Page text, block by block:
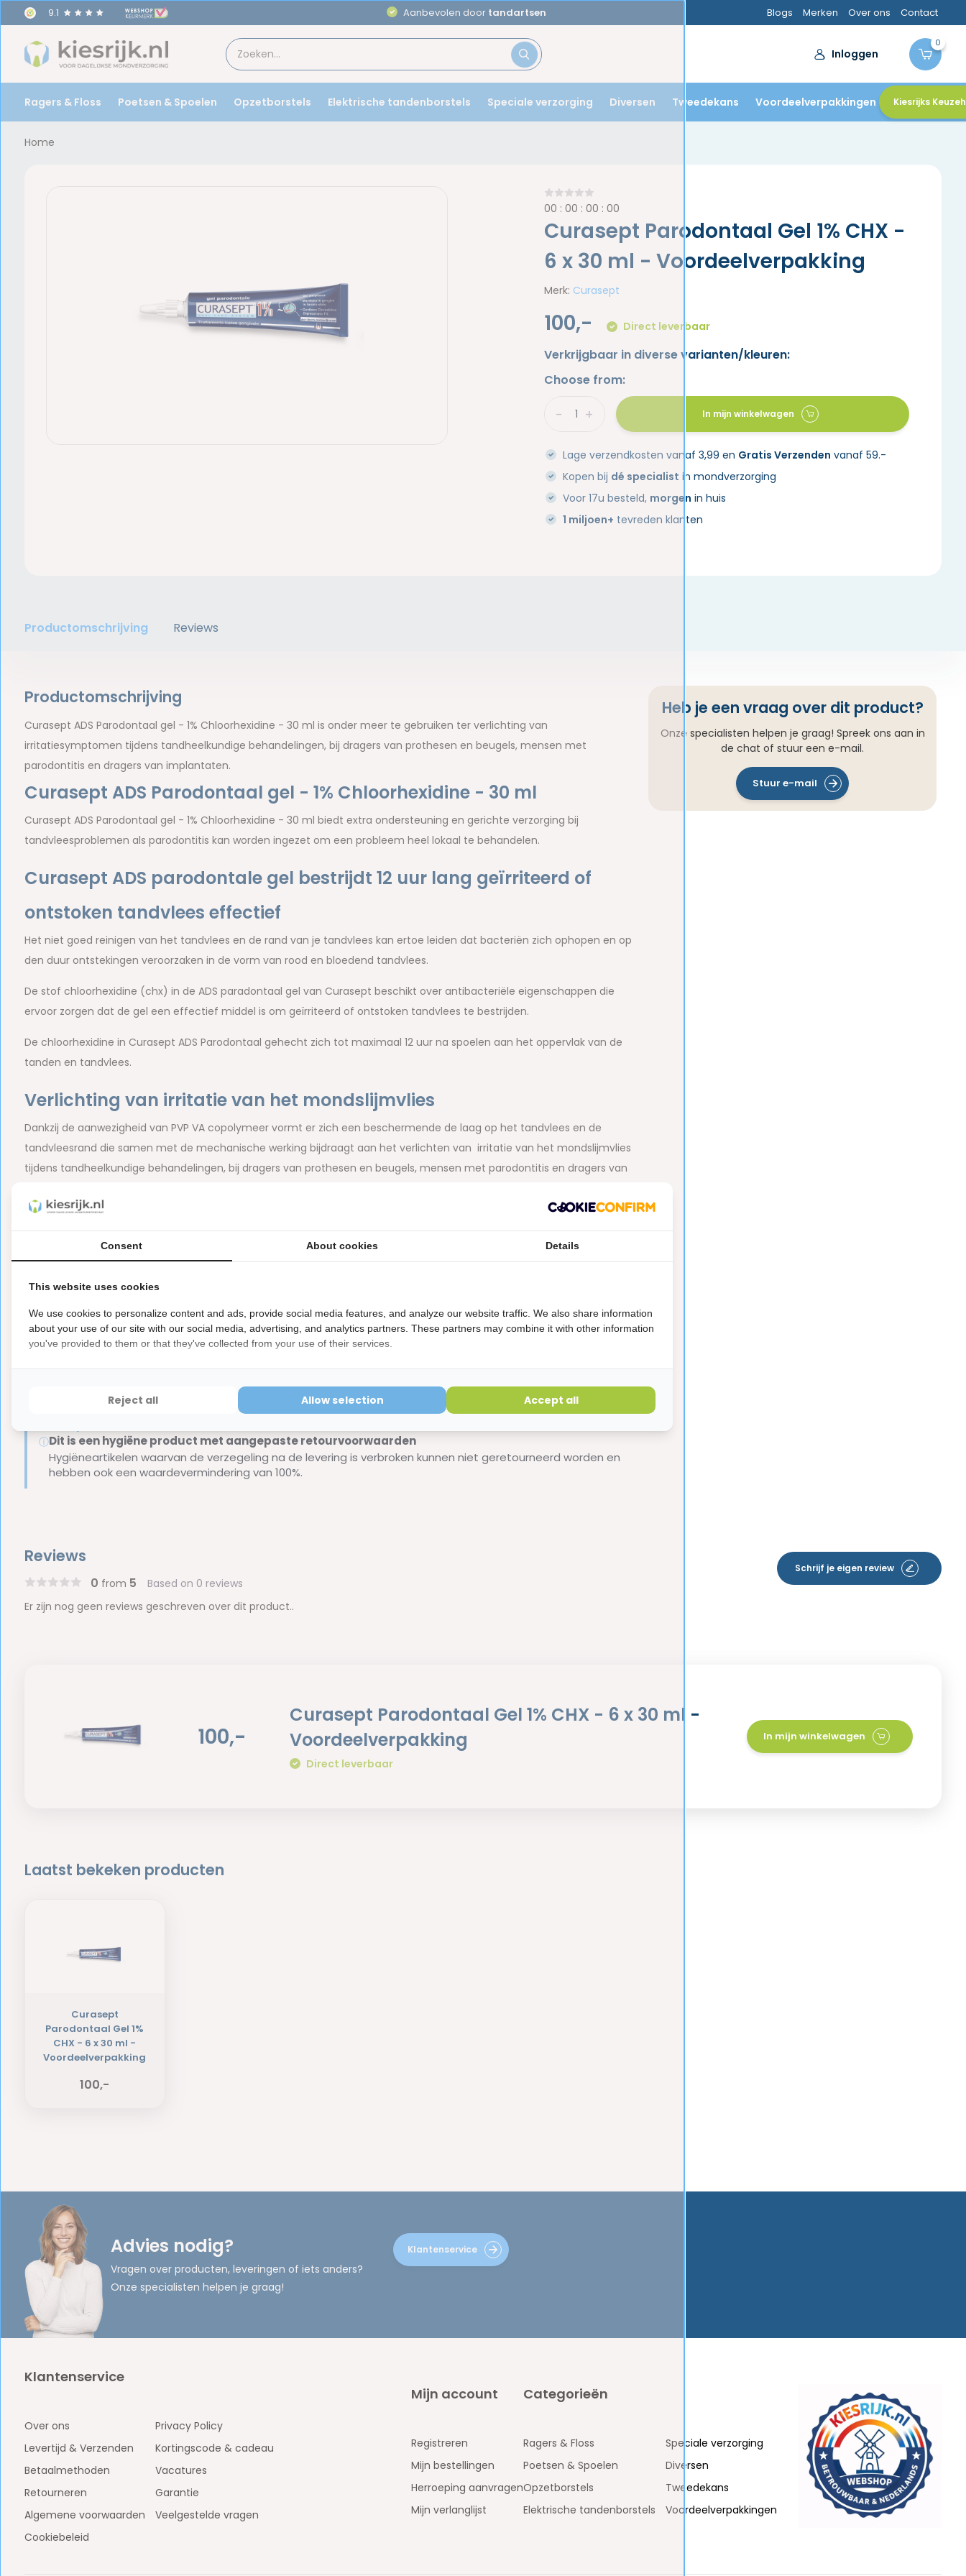
9.1 Aanbevolen door tandartsen Blogs Merken Over ons Contact
Inloggen
0
Ragers & Floss Poetsen & Spoelen Opzetborstels Elektrische tandenborstels Speciale verzorging Diversen Tweedekans Voordeelverpakkingen Kiesrijks
Home
00 :00 :00 :00
Curasept Parodontaal Gel 1% CHX -
6 x 30 ml - Voordeelverpakking
Merk: Curasept
100,- Direct leverbaar
Verkrijgbaar in diverse varianten/kleuren:
Choose from:
+
- In mijn winkelwagen
Lage verzendkosten vanaf 3,99 en Gratis Verzenden vanaf 59.-
Kopen bij dé specialist in mondverzorging
Voor 17u besteld, morgen in huis
1 miljoen+ tevreden klanten
Productomschrijving Reviews
Productomschrijving
Curasept ADS Parodontaal gel - 1% Chloorhexidine - 30 ml is onder meer te gebruiken ter verlichting van
irritatiesymptomen tijdens tandheelkundige behandelingen, bij dragers van prothesen en beugels, mensen met
parodontitis en dragers van implantaten.
Curasept ADS Parodontaal gel - 1% Chloorhexidine - 30 ml
Curasept ADS Parodontaal gel - 1% Chloorhexidine - 30 ml biedt extra ondersteuning en gerichte verzorging bij
tandvleesproblemen als parodontitis kan worden ingezet om een probleem heel lokaal te behandelen.
Curasept ADS parodontale gel bestrijdt 12 uur lang geïrriteerd of
ontstoken tandvlees effectief
Het niet goed reinigen van het tandvlees en de rand van je tandvlees kan ertoe leiden dat bacteriën zich ophopen en op
den duur ontstekingen veroorzaken in de vorm van rood en bloedend tandvlees.
De stof chloorhexidine (chx) in de ADS paradontaal gel van Curasept beschikt over antibacteriële eigenschappen die
ervoor zorgen dat de gel een effectief middel is om geïrriteerd of ontstoken tandvlees te bestrijden.
De chloorhexidine in Curasept ADS Parodontaal gehecht zich tot maximaal 12 uur na spoelen aan het oppervlak van de
tanden en tandvlees.
Verlichting van irritatie van het mondslijmvlies
Dankzij de aanwezigheid van PVP VA copolymeer vormt er zich een beschermende de laag op het tandvlees en de
tandvleesrand die samen met de mechanische werking bijdraagt aan het verlichten van irritatie van het mondslijmvlies
tijdens tandheelkundige behandelingen, bij dragers van prothesen en beugels, mensen met parodontitis en dragers van
Maximaal 10 tot 14 dagen intensief te gebruiken
Curasept ADS parodontaal gel is geschikt om intensief te gebruiken bij de behandeling van tandvleesproblemen als
achter elkaar te gebruiken.
Inhoud van de verpakking:
1 x Curasept ADS Parodontaal gel - 1% Chloorhexidine - 30 ml
ⓘDit is een hygiëne product met aangepaste retourvoorwaarden
Hygiëneartikelen waarvan de verzegeling na de levering is verbroken kunnen niet geretourneerd worden en
hebben ook een waardevermindering van 100%.
Heb je een vraag over dit product?
Onze specialisten helpen je graag! Spreek ons aan in
de chat of stuur een e-mail.
Stuur e-mail
Reviews
0 from 5 Based on 0 reviews
Schrijf je eigen review
Er zijn nog geen reviews geschreven over dit product..
100,-
Curasept Parodontaal Gel 1% CHX - 6 x 30 ml -
Voordeelverpakking
Direct leverbaar
In mijn winkelwagen
Laatst bekeken producten
Curasept
Parodontaal Gel 1%
CHX - 6 x 30 ml -
Voordeelverpakking
100,-
Advies nodig?
Vragen over producten, leveringen of iets anders?
Onze specialisten helpen je graag!
Klantenservice
Klantenservice
Over ons
Levertijd & Verzenden
Betaalmethoden
Retourneren
Algemene voorwaarden
Cookiebeleid
Privacy Policy
Kortingscode & cadeau
Vacatures
Garantie
Veelgestelde vragen
Mijn account
Registreren
Mijn bestellingen
Herroeping aanvragen
Mijn verlanglijst
Categorieën
Ragers & Floss
Poetsen & Spoelen
Opzetborstels
Elektrische tandenborstels
Speciale verzorging
Diversen
Tweedekans
Voordeelverpakkingen
Consent About cookies Details
This website uses cookies
We use cookies to personalize content and ads, provide social media features, and analyze our website traffic. We also share information
about your use of our site with our social media, advertising, and analytics partners. These partners may combine it with other information
you've provided to them or that they've collected from your use of their services.
Reject all Allow selection Accept all